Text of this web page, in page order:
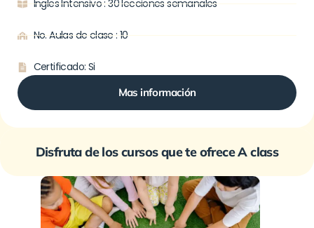
Ingles Intensivo : 30 lecciones semanales
No. Aulas de clase : 10
Certificado: Si
Mas información
Disfruta de los cursos que te ofrece A class